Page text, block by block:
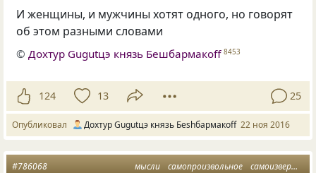
И женщины, и мужчины хотят одного, но говорят
об этом разными словами
©Дохтур Gugutцэ князь Бешбармакоff 8453
124 13 25
Опубликовал Дохтур Gugutцэ князь Беshбармакоff 22 ноя 2016
мысли самопроизвольное самоизвержение
#786068